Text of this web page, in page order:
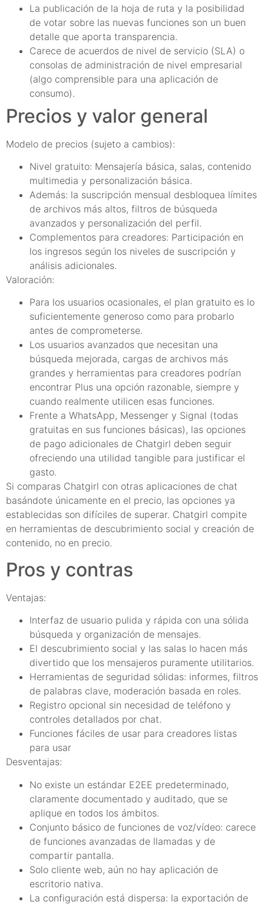
La publicación de la hoja de ruta y la posibilidad
de votar sobre las nuevas funciones son un buen
detalle que aporta transparencia.
Carece de acuerdos de nivel de servicio (SLA) o
consolas de administración de nivel empresarial
(algo comprensible para una aplicación de
consumo).
Precios y valor general
Modelo de precios (sujeto a cambios):
Nivel gratuito: Mensajería básica, salas, contenido
multimedia y personalización básica.
Además: la suscripción mensual desbloquea límites
de archivos más altos, filtros de búsqueda
avanzados y personalización del perfil.
Complementos para creadores: Participación en
los ingresos según los niveles de suscripción y
análisis adicionales.
Valoración:
Para los usuarios ocasionales, el plan gratuito es lo
suficientemente generoso como para probarlo
antes de comprometerse.
Los usuarios avanzados que necesitan una
búsqueda mejorada, cargas de archivos más
grandes y herramientas para creadores podrían
encontrar Plus una opción razonable, siempre y
cuando realmente utilicen esas funciones.
Frente a WhatsApp, Messenger y Signal (todas
gratuitas en sus funciones básicas), las opciones
de pago adicionales de Chatgirl deben seguir
ofreciendo una utilidad tangible para justificar el
gasto.
Si comparas Chatgirl con otras aplicaciones de chat
basándote únicamente en el precio, las opciones ya
establecidas son difíciles de superar. Chatgirl compite
en herramientas de descubrimiento social y creación de
contenido, no en precio.
Pros y contras
Ventajas:
Interfaz de usuario pulida y rápida con una sólida
búsqueda y organización de mensajes.
El descubrimiento social y las salas lo hacen más
divertido que los mensajeros puramente utilitarios.
Herramientas de seguridad sólidas: informes, filtros
de palabras clave, moderación basada en roles.
Registro opcional sin necesidad de teléfono y
controles detallados por chat.
Funciones fáciles de usar para creadores listas
para usar
Desventajas:
No existe un estándar E2EE predeterminado,
claramente documentado y auditado, que se
aplique en todos los ámbitos.
Conjunto básico de funciones de voz/vídeo: carece
de funciones avanzadas de llamadas y de
compartir pantalla.
Solo cliente web, aún no hay aplicación de
escritorio nativa.
La configuración está dispersa: la exportación de